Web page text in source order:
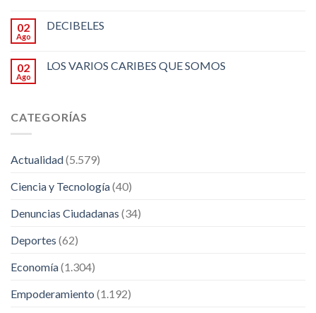
02
Ago
DECIBELES
02
Ago
LOS VARIOS CARIBES QUE SOMOS
CATEGORÍAS
Actualidad(5.579)
Ciencia y Tecnología(40)
Denuncias Ciudadanas (34)
Deportes (62)
Economía(1.304)
Empoderamiento (1.192)